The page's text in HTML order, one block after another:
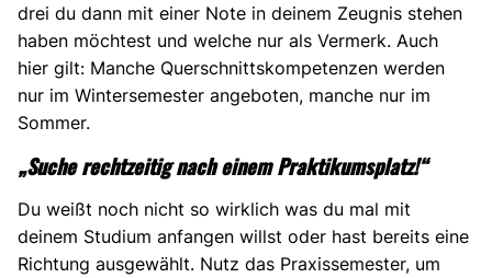
drei du dann mit einer Note in deinem Zeugnis stehen
haben möchtest und welche nur als Vermerk. Auch
hier gilt: Manche Querschnittskompetenzen werden
nur im Wintersemester angeboten, manche nur im
Sommer.
„Suche rechtzeitig nach einem Praktikumsplatz!“
Du weißt noch nicht so wirklich was du mal mit
deinem Studium anfangen willst oder hast bereits eine
Richtung ausgewählt. Nutz das Praxissemester, um